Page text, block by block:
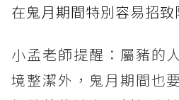
在鬼月期間特別容易招致
小孟老師提醒：屬豬的
境整潔外，鬼月期間也